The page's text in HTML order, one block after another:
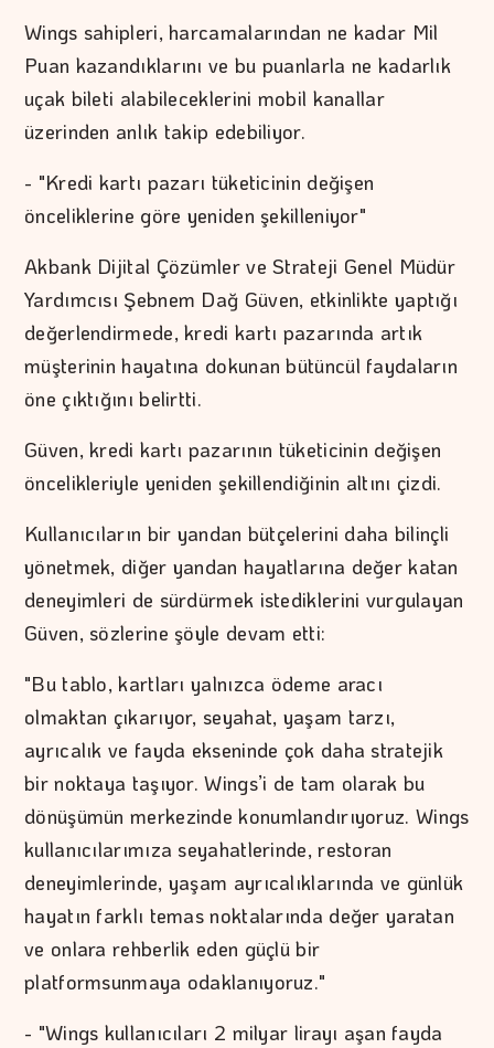
Wings sahipleri, harcamalarından ne kadar Mil
Puan kazandıklarını ve bu puanlarla ne kadarlık
uçak bileti alabileceklerini mobil kanallar
üzerinden anlık takip edebiliyor.
- "Kredi kartı pazarı tüketicinin değişen
önceliklerine göre yeniden şekilleniyor"
Akbank Dijital Çözümler ve Strateji Genel Müdür
Yardımcısı Şebnem Dağ Güven, etkinlikte yaptığı
değerlendirmede, kredi kartı pazarında artık
müşterinin hayatına dokunan bütüncül faydaların
öne çıktığını belirtti.
Güven, kredi kartı pazarının tüketicinin değişen
öncelikleriyle yeniden şekillendiğinin altını çizdi.
Kullanıcıların bir yandan bütçelerini daha bilinçli
yönetmek, diğer yandan hayatlarına değer katan
deneyimleri de sürdürmek istediklerini vurgulayan
Güven, sözlerine şöyle devam etti:
"Bu tablo, kartları yalnızca ödeme aracı
olmaktan çıkarıyor, seyahat, yaşam tarzı,
ayrıcalık ve fayda ekseninde çok daha stratejik
bir noktaya taşıyor. Wings’i de tam olarak bu
dönüşümün merkezinde konumlandırıyoruz. Wings
kullanıcılarımıza seyahatlerinde, restoran
deneyimlerinde, yaşam ayrıcalıklarında ve günlük
hayatın farklı temas noktalarında değer yaratan
ve onlara rehberlik eden güçlü bir
platformsunmaya odaklanıyoruz."
- "Wings kullanıcıları 2 milyar lirayı aşan fayda